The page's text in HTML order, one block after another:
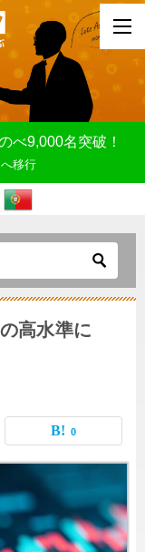
べ9,000名突破！
移行
高水準に
0